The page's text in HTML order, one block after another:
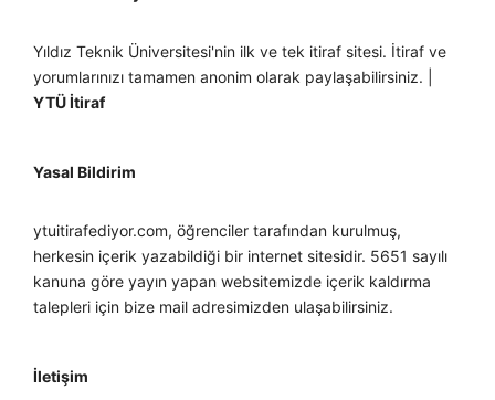
Yıldız Teknik Üniversitesi'nin ilk ve tek itiraf sitesi. İtiraf ve
yorumlarınızı tamamen anonim olarak paylaşabilirsiniz. |
YTÜ İtiraf
Yasal Bildirim
ytuitirafediyor.com, öğrenciler tarafından kurulmuş,
herkesin içerik yazabildiği bir internet sitesidir. 5651 sayılı
kanuna göre yayın yapan websitemizde içerik kaldırma
talepleri için bize mail adresimizden ulaşabilirsiniz.
İletişim